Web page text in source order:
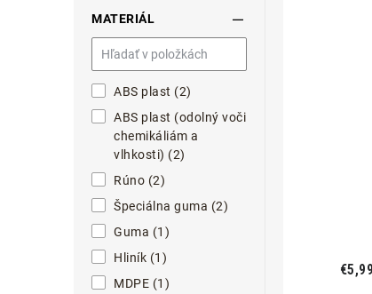
MATERIÁL
ABS plast (2)
ABS plast (odolný voči
chemikáliám a
vlhkosti) (2)
Rúno (2)
Špeciálna guma (2)
Guma (1)
Hliník (1)
MDPE (1)
€5,99